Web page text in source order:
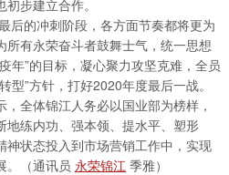
步建立合作。
后的冲刺阶段，各方面节奏都将更为
所有永荣奋斗者鼓舞士气，统一思想
年”的目标，凝心聚力攻坚克难，全员
型”方针，打好2020年度最后一战。
，全体锦江人务必以国业部为榜样，
地练内功、强本领、提水平、塑形
神状态投入到市场营销工作中，实现
。（通讯员 永荣锦江 季雅）